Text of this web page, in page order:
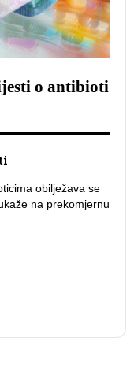
o antibioti
obilježava se
na prekomjernu